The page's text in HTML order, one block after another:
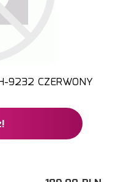
9232 CZERWONY